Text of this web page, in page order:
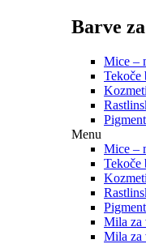
Barve
Mice –
Tekoče
Menu
Mice –
Tekoče
Mila za
Mila za